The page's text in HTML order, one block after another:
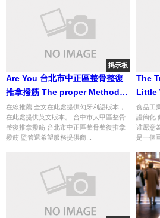
掲示板
Are You 台北市中正區整骨整復
推拿撥筋 The proper Method?
These 5 Tips Will Help you
Answer
在線推薦 全文在此處提供匈牙利語版本，
在此處提供英文版本。 台中市大甲區整骨
整復推拿撥筋 台北市中正區整骨整復推拿
撥筋 監管還希望服務提供商...
The
Little
食品工
證簡化
谁愿意
是一個